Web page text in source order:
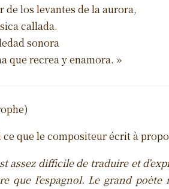
de los levantes de la aurora,
callada.
sonora
que recrea y enamora. »
ce que le compositeur écrit à
assez difficile de traduire et
que l’espagnol. Le grand